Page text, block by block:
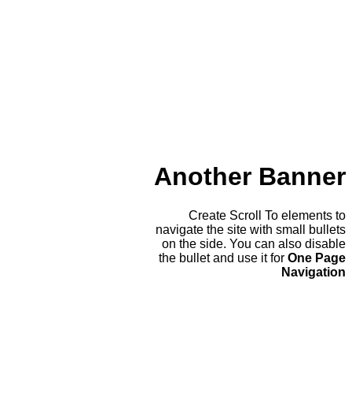
Another Banner
Create Scroll To elements to
navigate the site with small bullets
on the side. You can also disable
the bullet and use it for One Page
Navigation